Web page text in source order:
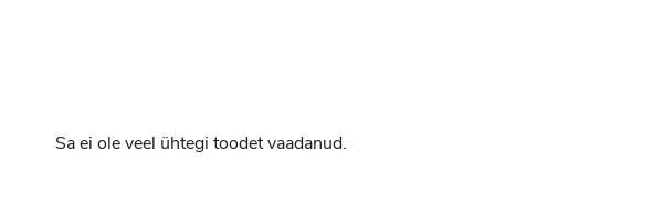
Sa ei ole veel ühtegi toodet vaadanud.